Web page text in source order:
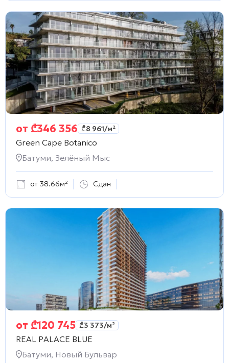
от ₾346 356 ₾8 961/м²
Green Cape Botanico
Батуми, Зелёный Мыс
от 38.66м² Сдан
от ₾120 745 ₾3 373/м²
REAL PALACE BLUE
Батуми, Новый Бульвар